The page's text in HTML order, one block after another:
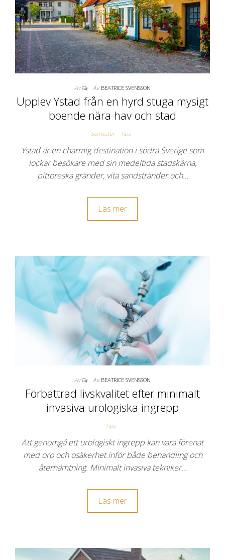
Av Av BEATRICE SVENSSON
Upplev Ystad från en hyrd stuga mysigt
boende nära hav och stad
Semester Tips
Ystad är en charmig destination i södra Sverige som
lockar besökare med sin medeltida stadskärna,
pittoreska gränder, vita sandstränder och…
Läs mer
Av Av BEATRICE SVENSSON
Förbättrad livskvalitet efter minimalt
invasiva urologiska ingrepp
Tips
Att genomgå ett urologiskt ingrepp kan vara förenat
med oro och osäkerhet inför både behandling och
återhämtning. Minimalt invasiva tekniker…
Läs mer